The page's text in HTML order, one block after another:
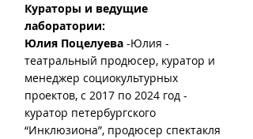
Кураторы и ведущие
лаборатории:
Юлия Поцелуева -Юлия -
театральный продюсер, куратор и
менеджер социокультурных
проектов, с 2017 по 2024 год -
куратор петербургского
“Инклюзиона”, продюсер спектакля